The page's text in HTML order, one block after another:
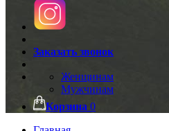
Заказать звонок
Женщинам
Мужчинам
Корзина 0